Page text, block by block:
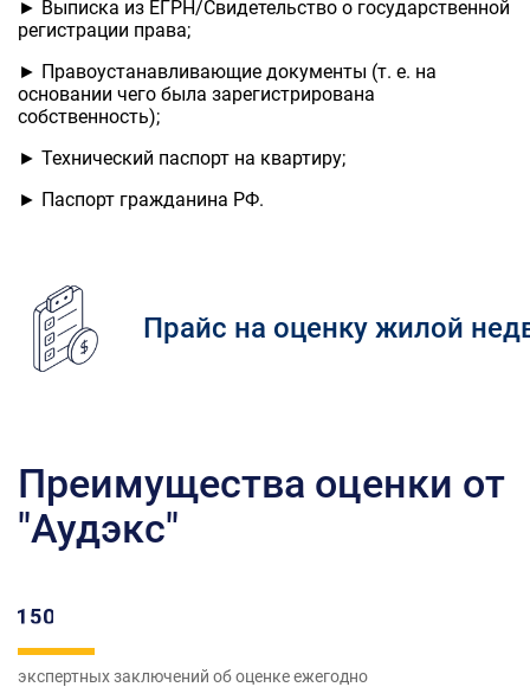
► Выписка из ЕГРН/Свидетельство о государственной
регистрации права;
► Правоустанавливающие документы (т. е. на
основании чего была зарегистрирована
собственность);
► Технический паспорт на квартиру;
► Паспорт гражданина РФ.
Прайс на оценку жилой
Преимущества оценки от
"Аудэкс"
экспертных заключений об оценке ежегодно